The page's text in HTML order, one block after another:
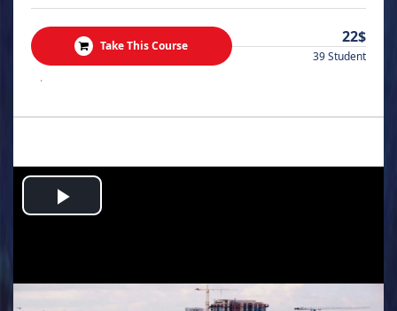
Take This Course 22$
39 Student
.
Play